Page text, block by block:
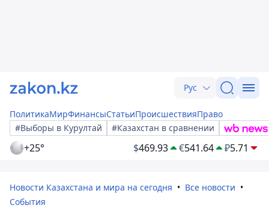
Рус
ПолитикаМирФинансыСтатьиПроисшествияПраво
#Выборы в Курултай
#Казахстан в сравнении
+25° $469.93 €541.64 ₽5.71
Новости Казахстана и мира на сегодня
Все новости
События